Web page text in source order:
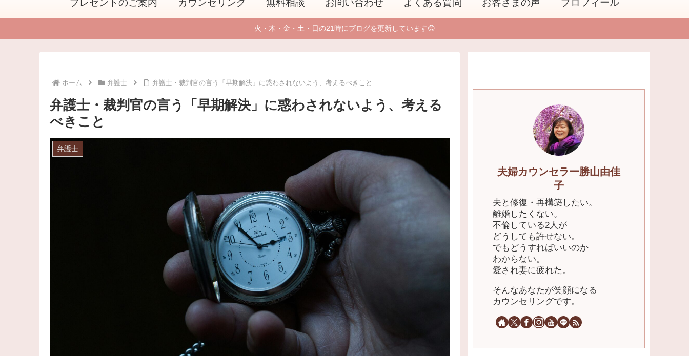
プレゼントのご案内 カウンセリング 無料相談 お問い合わせ よくある質問 お客さまの声 プロフィール
火・木・金・土・日の21時にブログを更新しています😊
ホーム 弁護士 弁護士・裁判官の言う「早期解決」に惑わされないよう、考えるべきこと
弁護士・裁判官の言う「早期解決」に惑わされないよう、考える
べきこと
弁護士
夫婦カウンセラー勝山由佳
子
夫と修復・再構築したい。
離婚したくない。
不倫している2人が
どうしても許せない。
でもどうすればいいのか
わからない。
愛され妻に疲れた。
そんなあなたが笑顔になる
カウンセリングです。